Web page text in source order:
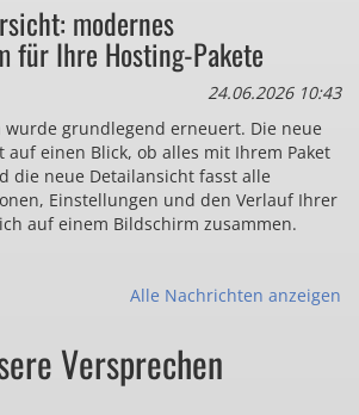
modernes
für Ihre Hosting-Pakete
24.06.2026 10:43
grundlegend erneuert. Die neue
auf einen Blick, ob alles mit Ihrem Paket
die neue Detailansicht fasst alle
Einstellungen und den Verlauf Ihrer
auf einem Bildschirm zusammen.
Alle Nachrichten anzeigen
Versprechen